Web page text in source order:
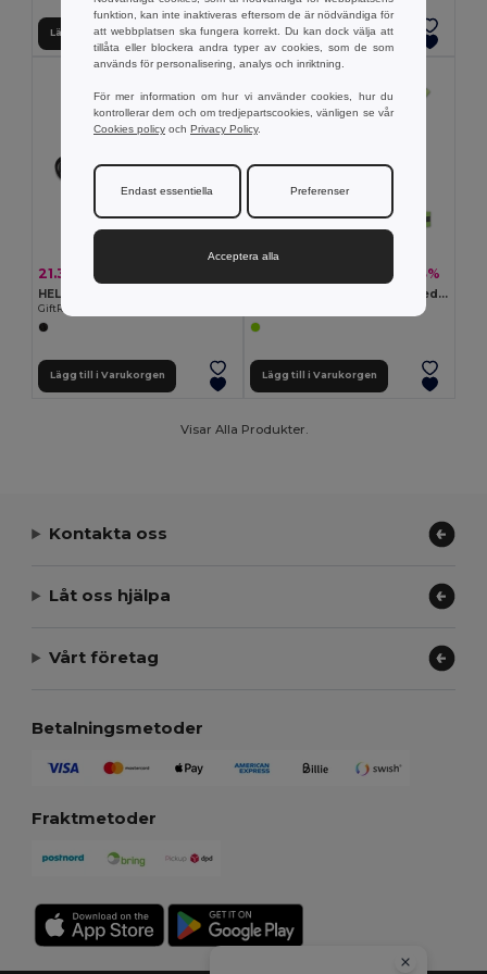
Lägg till i Varukorgen Lägg till i Varukorgen
21.36 kr
HELP Nödfilt i en påse
GiftRetail MO6726
Lägg till i Varukorgen
-33%
ROUNDVISIBLE Reflexsele med LED
Lägg till i Varukorgen
Visar Alla Produkter.
Kontakta oss
Låt oss hjälpa
Vårt företag
Betalningsmetoder
Fraktmetoder
funktion, kan inte inaktiveras eftersom de är nödvändiga för
att webbplatsen ska fungera korrekt. Du kan dock välja att
tillåta eller blockera andra typer av cookies, som de som
används för personalisering, analys och inriktning.
För mer information om hur vi använder cookies, hur du
kontrollerar dem och om tredjepartscookies, vänligen se vår
Cookies policy och Privacy Policy.
Endast essentiella Preferenser
Acceptera alla